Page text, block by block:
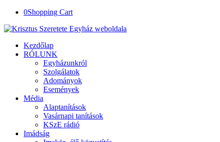
0Shopping Cart
Kezdőlap
RÓLUNK
Egyházunkról
Szolgálatok
Adományok
Események
Média
Alaptanítások
Vasárnapi tanítások
KSzE rádió
Imádság